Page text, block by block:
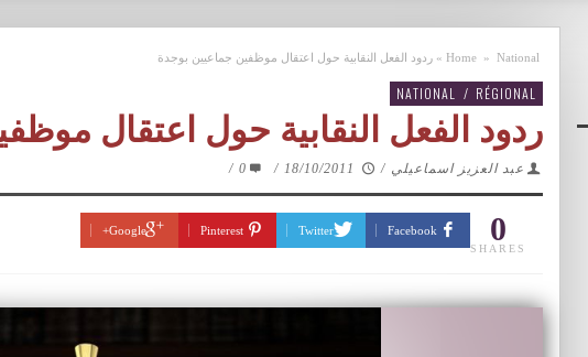
Home » National
» ردود الفعل النقابية حول اعتقال موظفين جماعيين بوجدة
NATIONAL / RÉGIONAL
ردود الفعل النقابية حول اعتقال
عبد العزيز اسماعيلي /
18/10/2011
/
0
/
0
SHARES
Facebook
Twitter
Pinterest
Google+